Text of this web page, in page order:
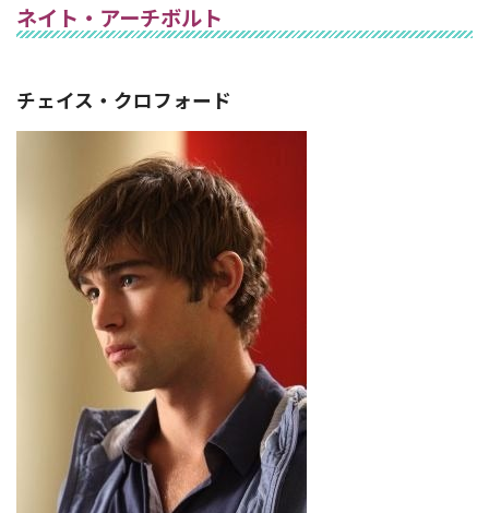
ネイト・アーチボルト
チェイス・クロフォード